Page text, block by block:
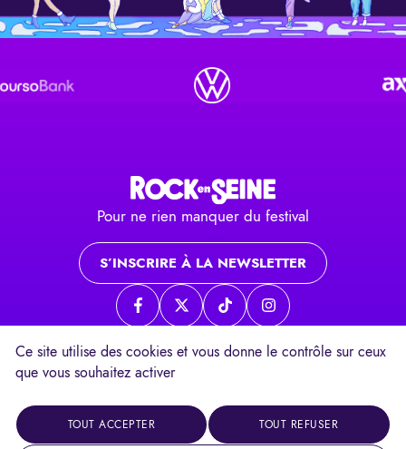
Pour ne rien manquer du festival
S’INSCRIRE À LA NEWSLETTER
Page Facebook
Page twitterPage TikTokPage Instagram
ContactsMentions légalesUn festival
Ce site utilise des cookies et vous donne le contrôle sur ceux
que vous souhaitez activer
TOUT ACCEPTER TOUT REFUSER